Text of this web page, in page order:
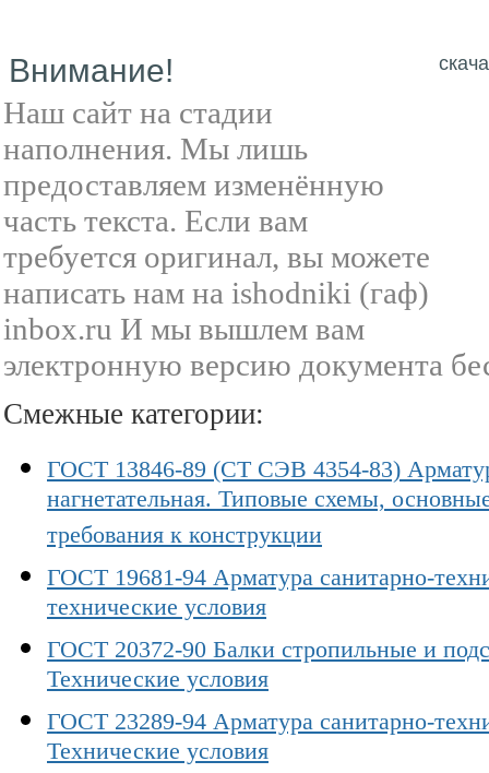
Внимание!
Наш сайт на стадии
наполнения. Мы лишь
предоставляем изменённую
часть текста. Если вам
требуется оригинал, вы можете
написать нам на ishodniki (гаф)
inbox.ru И мы вышлем вам
электронную версию документа
Смежные категории:
ГОСТ 13846-89 (СТ СЭВ 4354-83)
нагнетательная. Типовые схемы,
требования к конструкции
ГОСТ 19681-94 Арматура санитарно-
технические условия
ГОСТ 20372-90 Балки стропильные и
Технические условия
ГОСТ 23289-94 Арматура санитарно-
Технические условия